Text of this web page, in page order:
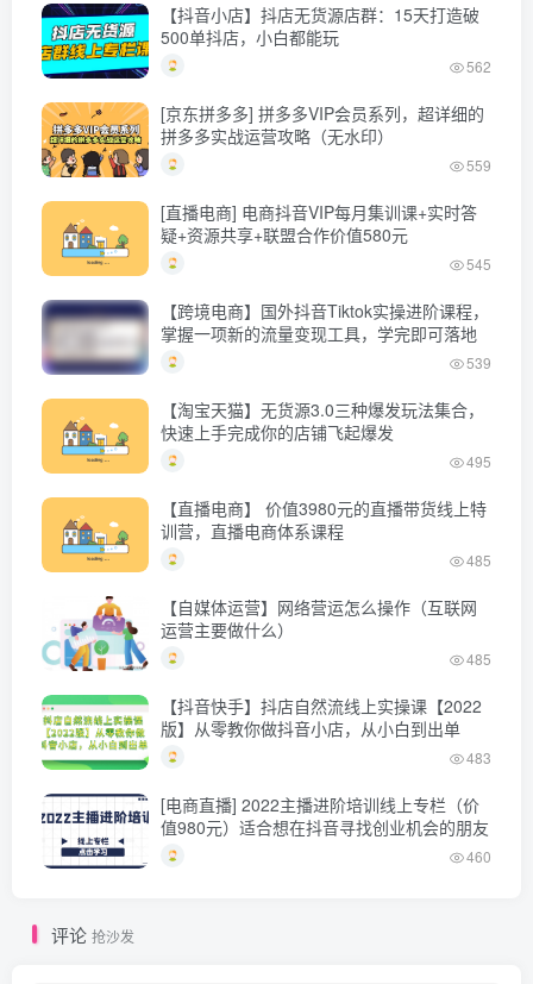
【抖音小店】抖店无货源店群：15天打造破
500单抖店，小白都能玩
562
[京东拼多多] 拼多多VIP会员系列，超详细的
拼多多实战运营攻略（无水印）
559
[直播电商] 电商抖音VIP每月集训课+实时答
疑+资源共享+联盟合作价值580元
545
【跨境电商】国外抖音Tiktok实操进阶课程，
掌握一项新的流量变现工具，学完即可落地
539
【淘宝天猫】无货源3.0三种爆发玩法集合，
快速上手完成你的店铺飞起爆发
495
【直播电商】 价值3980元的直播带货线上特
训营，直播电商体系课程
485
【自媒体运营】网络营运怎么操作（互联网
运营主要做什么）
485
【抖音快手】抖店自然流线上实操课【2022
版】从零教你做抖音小店，从小白到出单
483
[电商直播] 2022主播进阶培训线上专栏（价
值980元）适合想在抖音寻找创业机会的朋友
460
评论 抢沙发